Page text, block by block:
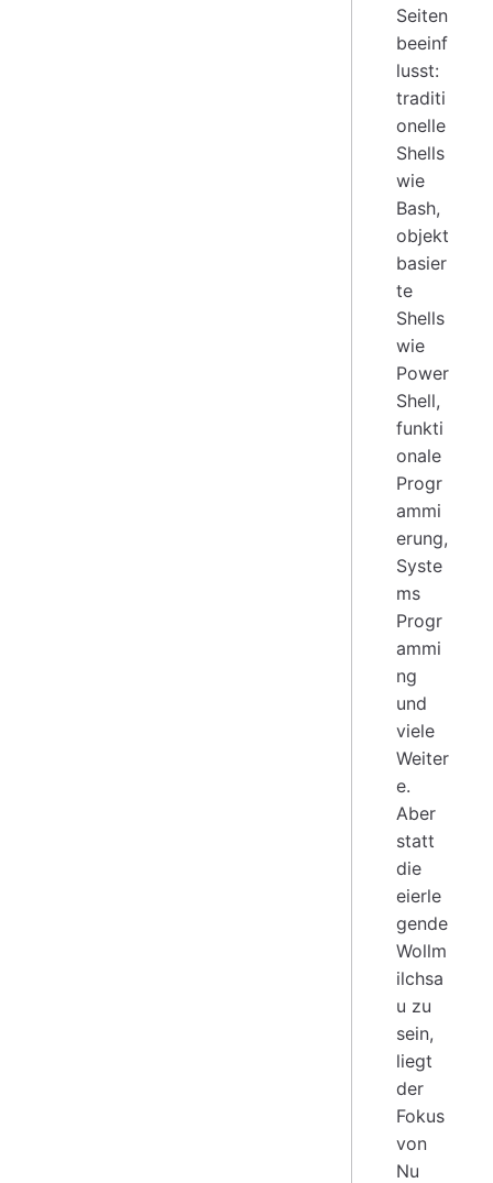
Seiten
beeinf
lusst:
traditi
onelle
Shells
wie
Bash,
objekt
basier
te
Shells
wie
Power
Shell,
funkti
onale
Progr
ammi
erung,
Syste
ms
Progr
ammi
ng
und
viele
Weiter
e.
Aber
statt
die
eierle
gende
Wollm
ilchsa
u zu
sein,
liegt
der
Fokus
von
Nu